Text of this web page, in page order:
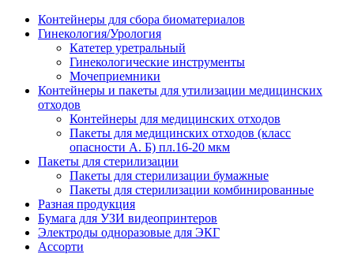
Контейнеры для сбора биоматериалов
Гинекология/Урология
Катетер уретральный
Гинекологические инструменты
Мочеприемники
Контейнеры и пакеты для утилизации медицинских
отходов
Контейнеры для медицинских отходов
Пакеты для медицинских отходов (класс
опасности А. Б) пл.16-20 мкм
Пакеты для стерилизации
Пакеты для стерилизации бумажные
Пакеты для стерилизации комбинированные
Разная продукция
Бумага для УЗИ видеопринтеров
Электроды одноразовые для ЭКГ
Ассорти